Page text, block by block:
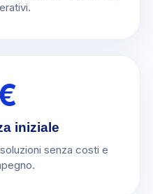
iniziale
senza costi e